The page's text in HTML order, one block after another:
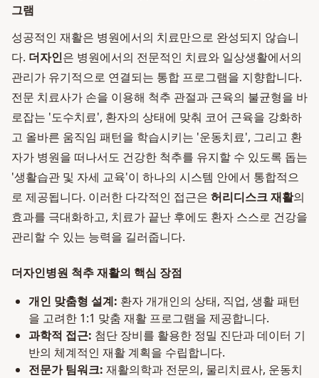
그램
성공적인 재활은 병원에서의 치료만으로 완성되지 않습니
다. 더자인은 병원에서의 전문적인 치료와 일상생활에서의
관리가 유기적으로 연결되는 통합 프로그램을 지향합니다.
전문 치료사가 손을 이용해 척추 관절과 근육의 불균형을 바
로잡는 '도수치료', 환자의 상태에 맞춰 코어 근육을 강화하
고 올바른 움직임 패턴을 학습시키는 '운동치료', 그리고 환
자가 병원을 떠나서도 건강한 척추를 유지할 수 있도록 돕는
'생활습관 및 자세 교육'이 하나의 시스템 안에서 통합적으
로 제공됩니다. 이러한 다각적인 접근은 허리디스크 재활의
효과를 극대화하고, 치료가 끝난 후에도 환자 스스로 건강을
관리할 수 있는 능력을 길러줍니다.
더자인병원 척추 재활의 핵심 장점
개인 맞춤형 설계: 환자 개개인의 상태, 직업, 생활 패턴
을 고려한 1:1 맞춤 재활 프로그램을 제공합니다.
과학적 접근: 첨단 장비를 활용한 정밀 진단과 데이터 기
반의 체계적인 재활 계획을 수립합니다.
전문가 팀워크: 재활의학과 전문의, 물리치료사, 운동치